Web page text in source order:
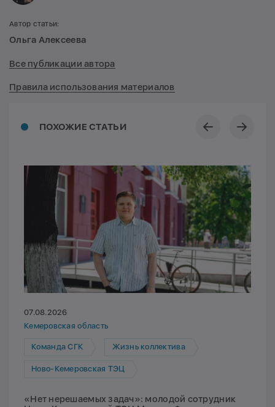
ПОХОЖИЕ СТАТЬИ
07.08.2026
Кемеровская область
Команда СГК Жизнь коллектива
Ново-Кемеровская ТЭЦ
«Нет нерешаемых задач»: молодой сотрудник
Автор статьи:
Ольга Алексеева
Все публикации автора
Правила использования материалов